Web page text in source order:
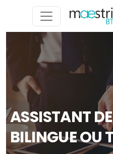
ASSISTANT
BILINGUE OU